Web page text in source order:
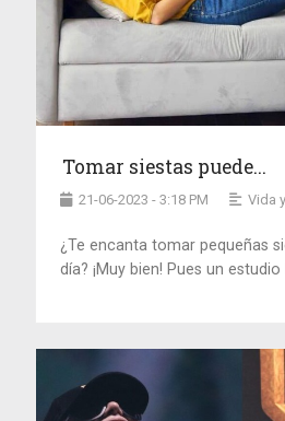
Tomar siestas puede...
21-06-2023 - 3:18 PM Vida
¿Te encanta tomar pequeñas
día? ¡Muy bien! Pues un estudio